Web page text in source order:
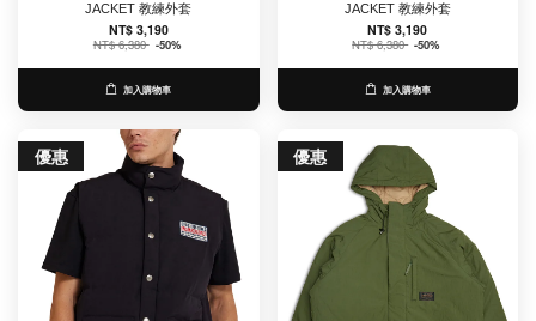
JACKET 教練外套
NT$ 3,190
NT$ 6,380 -50%
加入購物車
JACKET 教練外套
NT$ 3,190
NT$ 6,380 -50%
加入購物車
優惠 優惠